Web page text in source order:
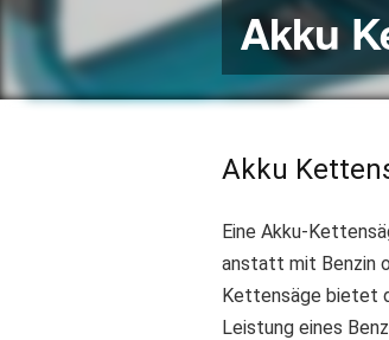
Akku
Akku
Eine Akku-
anstatt mit Benzin
Kettensäge bietet
Leistung eines